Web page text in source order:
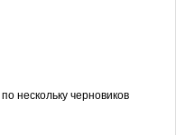
нескольку черновиков